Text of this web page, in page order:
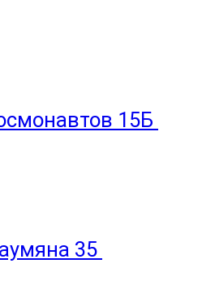
15Б
35